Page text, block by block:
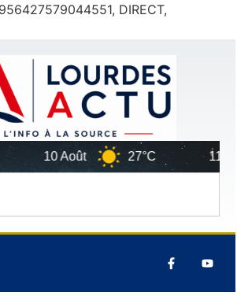
DIRECT,
10 Août 27°C 11 Août